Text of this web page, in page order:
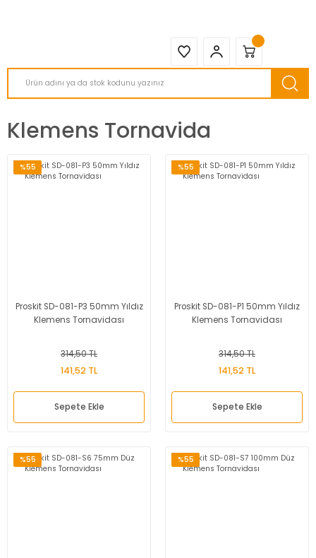
Klemens Tornavida
%55
Proskit SD-081-P3 50mm Yıldız
Klemens Tornavidası
314,50 TL
141,52 TL
Sepete Ekle
%55
Proskit SD-081-P1 50mm Yıldız
Klemens Tornavidası
314,50 TL
141,52 TL
Sepete Ekle
%55 %55